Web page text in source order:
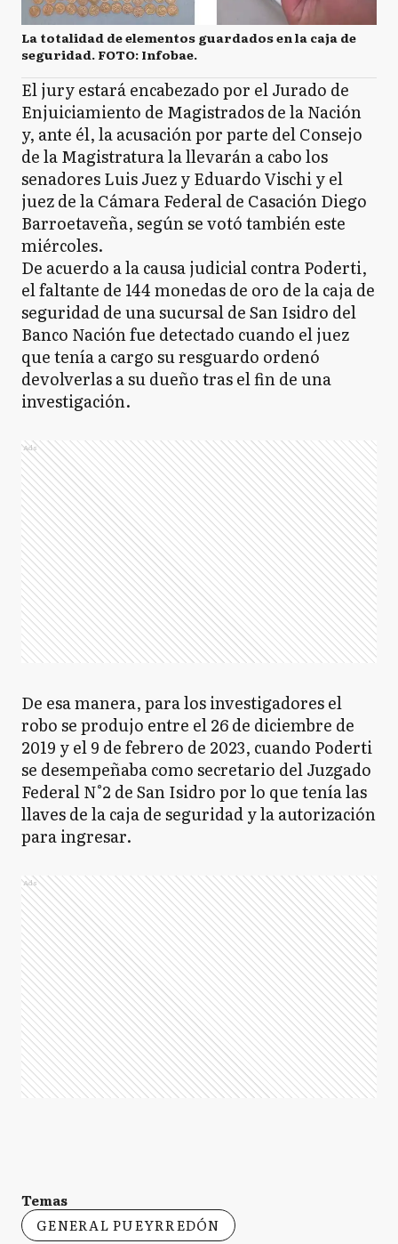
La totalidad de elementos guardados en la caja de
seguridad. FOTO: Infobae.
El jury estará encabezado por el Jurado de
Enjuiciamiento de Magistrados de la Nación
y, ante él, la acusación por parte del Consejo
de la Magistratura la llevarán a cabo los
senadores Luis Juez y Eduardo Vischi y el
juez de la Cámara Federal de Casación Diego
Barroetaveña, según se votó también este
miércoles.
De acuerdo a la causa judicial contra Poderti,
el faltante de 144 monedas de oro de la caja de
seguridad de una sucursal de San Isidro del
Banco Nación fue detectado cuando el juez
que tenía a cargo su resguardo ordenó
devolverlas a su dueño tras el fin de una
investigación.
Ads
De esa manera, para los investigadores el
robo se produjo entre el 26 de diciembre de
2019 y el 9 de febrero de 2023, cuando Poderti
se desempeñaba como secretario del Juzgado
Federal N°2 de San Isidro por lo que tenía las
llaves de la caja de seguridad y la autorización
para ingresar.
Ads
Temas
GENERAL PUEYRREDÓN